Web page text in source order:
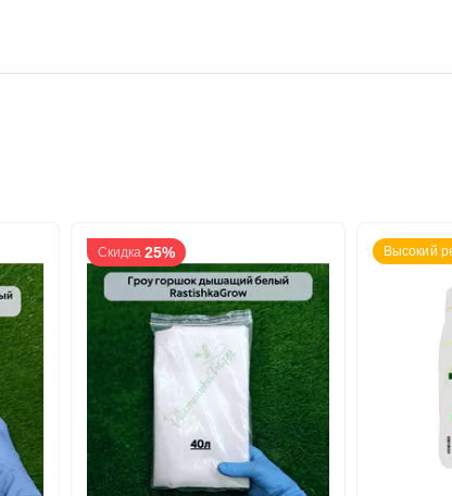
Скидка 25% Высокий